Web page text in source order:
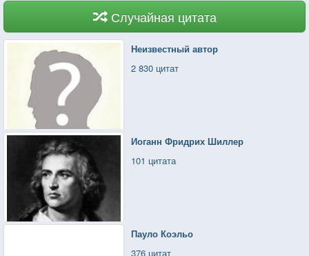
Случайная цитата
Неизвестный автор
2 830 цитат
Иоганн Фридрих Шиллер
101 цитата
Пауло Коэльо
376 цитат